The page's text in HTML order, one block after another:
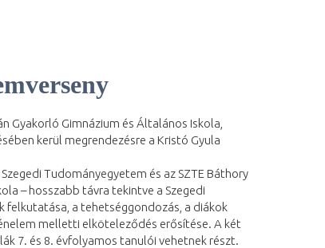
Gyakorló Gimnázium és Általános Iskola,
kerül megrendezésre a Kristó Gyula
Tudományegyetem és az SZTE Báthory
– hosszabb távra tekintve a Szegedi
felkutatása, a tehetséggondozás, a diákok
melletti elköteleződés erősítése. A két
7. és 8. évfolyamos tanulói vehetnek részt.